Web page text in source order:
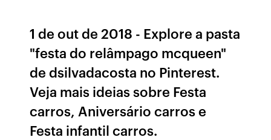
1 de out de 2018 - Explore a pasta
"festa do relâmpago mcqueen"
de dsilvadacosta no Pinterest.
Veja mais ideias sobre Festa
carros, Aniversário carros e
Festa infantil carros.